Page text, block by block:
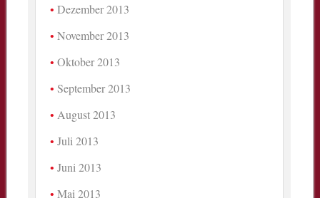
Dezember 2013
November 2013
Oktober 2013
September 2013
August 2013
Juli 2013
Juni 2013
Mai 2013